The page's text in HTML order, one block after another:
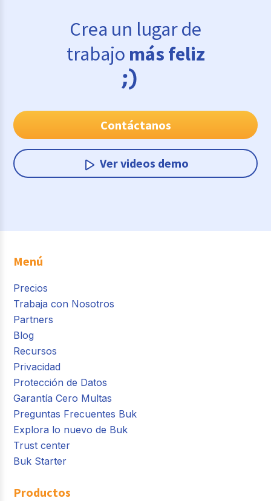
Crea un lugar de
trabajo más feliz
Contáctanos
Ver videos demo
Menú
Precios
Trabaja con Nosotros
Partners
Blog
Recursos
Privacidad
Protección de Datos
Garantía Cero Multas
Preguntas Frecuentes Buk
Explora lo nuevo de Buk
Trust center
Buk Starter
Productos